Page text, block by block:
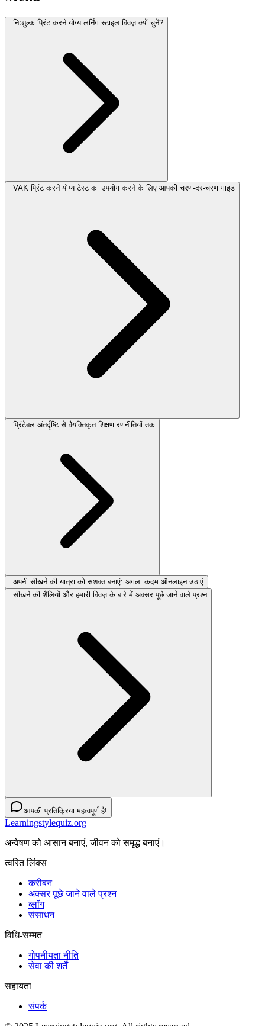
निःशुल्क प्रिंट करने योग्य लर्निंग स्टाइल क्विज़ क्यों चुनें?
VAK प्रिंट करने योग्य टेस्ट का उपयोग करने के लिए आपकी चरण-दर-चरण गाइड
प्रिंटेबल अंतर्दृष्टि से वैयक्तिकृत शिक्षण रणनीतियों तक
अपनी सीखने की यात्रा को सशक्त बनाएं: अगला कदम ऑनलाइन उठाएं
सीखने की शैलियों और हमारी क्विज़ के बारे में अक्सर पूछे जाने वाले प्रश्न
आपकी प्रतिक्रिया महत्वपूर्ण है!
Learningstylequiz.org
अन्वेषण को आसान बनाएं, जीवन को समृद्ध बनाएं।
त्वरित लिंक्स
करीबन
अक्सर पूछे जाने वाले प्रश्न
ब्लॉग
संसाधन
विधि-सम्‍मत
गोपनीयता नीति
सेवा की शर्तें
सहायता
संपर्क